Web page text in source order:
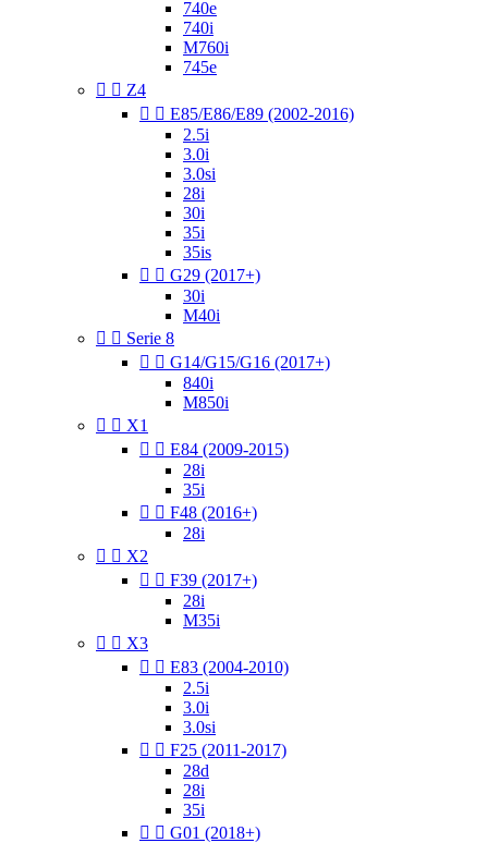
740e
740i
M760i
745e
  Z4
  E85/E86/E89 (2002-2016)
2.5i
3.0i
3.0si
28i
30i
35i
35is
  G29 (2017+)
30i
M40i
  Serie 8
  G14/G15/G16 (2017+)
840i
M850i
  X1
  E84 (2009-2015)
28i
35i
  F48 (2016+)
28i
  X2
  F39 (2017+)
28i
M35i
  X3
  E83 (2004-2010)
2.5i
3.0i
3.0si
  F25 (2011-2017)
28d
28i
35i
  G01 (2018+)